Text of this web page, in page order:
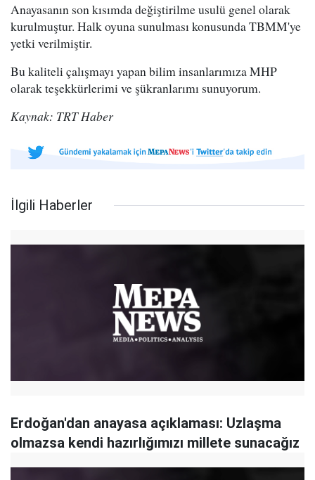
Anayasanın son kısımda değiştirilme usulü genel olarak
kurulmuştur. Halk oyuna sunulması konusunda TBMM'ye
yetki verilmiştir.
Bu kaliteli çalışmayı yapan bilim insanlarımıza MHP
olarak teşekkürlerimi ve şükranlarımı sunuyorum.
Kaynak: TRT Haber
İlgili Haberler
Erdoğan'dan anayasa açıklaması: Uzlaşma
olmazsa kendi hazırlığımızı millete sunacağız